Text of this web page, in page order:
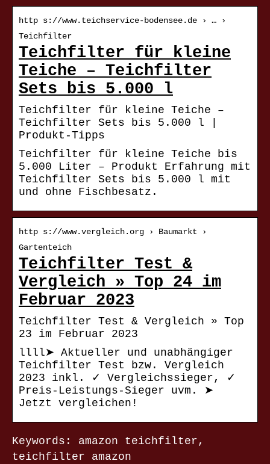
http s://www.teichservice-bodensee.de › … ›
Teichfilter
Teichfilter für kleine
Teiche – Teichfilter
Sets bis 5.000 l
Teichfilter für kleine Teiche –
Teichfilter Sets bis 5.000 l |
Produkt-Tipps
Teichfilter für kleine Teiche bis
5.000 Liter – Produkt Erfahrung mit
Teichfilter Sets bis 5.000 l mit
und ohne Fischbesatz.
http s://www.vergleich.org › Baumarkt ›
Gartenteich
Teichfilter Test &
Vergleich » Top 24 im
Februar 2023
Teichfilter Test & Vergleich » Top
23 im Februar 2023
llll➤ Aktueller und unabhängiger
Teichfilter Test bzw. Vergleich
2023 inkl. ✓ Vergleichssieger, ✓
Preis-Leistungs-Sieger uvm. ➤
Jetzt vergleichen!
Keywords: amazon teichfilter,
teichfilter amazon